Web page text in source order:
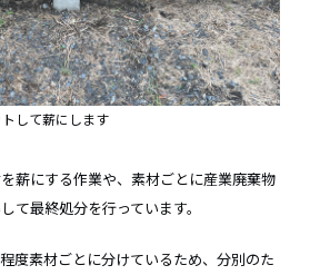
して薪にします
薪にする作業や、素材ごとに産業廃棄物
て最終処分を行っています。
度素材ごとに分けているため、分別のた